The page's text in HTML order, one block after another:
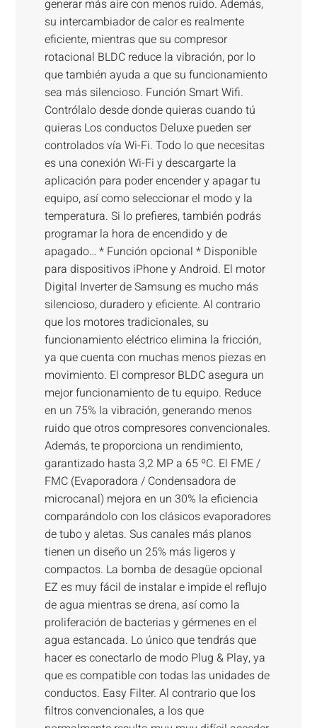
generar más aire con menos ruido. Además,
su intercambiador de calor es realmente
eficiente, mientras que su compresor
rotacional BLDC reduce la vibración, por lo
que también ayuda a que su funcionamiento
sea más silencioso. Función Smart Wifi.
Contrólalo desde donde quieras cuando tú
quieras Los conductos Deluxe pueden ser
controlados vía Wi-Fi. Todo lo que necesitas
es una conexión Wi-Fi y descargarte la
aplicación para poder encender y apagar tu
equipo, así como seleccionar el modo y la
temperatura. Si lo prefieres, también podrás
programar la hora de encendido y de
apagado… * Función opcional * Disponible
para dispositivos iPhone y Android. El motor
Digital Inverter de Samsung es mucho más
silencioso, duradero y eficiente. Al contrario
que los motores tradicionales, su
funcionamiento eléctrico elimina la fricción,
ya que cuenta con muchas menos piezas en
movimiento. El compresor BLDC asegura un
mejor funcionamiento de tu equipo. Reduce
en un 75% la vibración, generando menos
ruido que otros compresores convencionales.
Además, te proporciona un rendimiento,
garantizado hasta 3,2 MP a 65 ºC. El FME /
FMC (Evaporadora / Condensadora de
microcanal) mejora en un 30% la eficiencia
comparándolo con los clásicos evaporadores
de tubo y aletas. Sus canales más planos
tienen un diseño un 25% más ligeros y
compactos. La bomba de desagüe opcional
EZ es muy fácil de instalar e impide el reflujo
de agua mientras se drena, así como la
proliferación de bacterias y gérmenes en el
agua estancada. Lo único que tendrás que
hacer es conectarlo de modo Plug & Play, ya
que es compatible con todas las unidades de
conductos. Easy Filter. Al contrario que los
filtros convencionales, a los que